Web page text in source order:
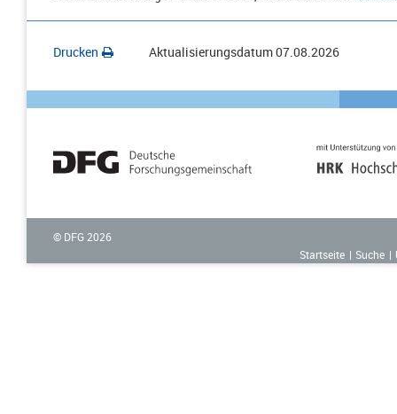
Drucken Aktualisierungsdatum07.08.2026
© DFG 2026
Startseite
Suche